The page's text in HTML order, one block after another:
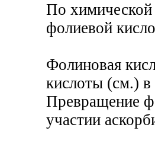
По химической
фолиевой
Фолиновая
кислоты (см.) в
Превращение
участии